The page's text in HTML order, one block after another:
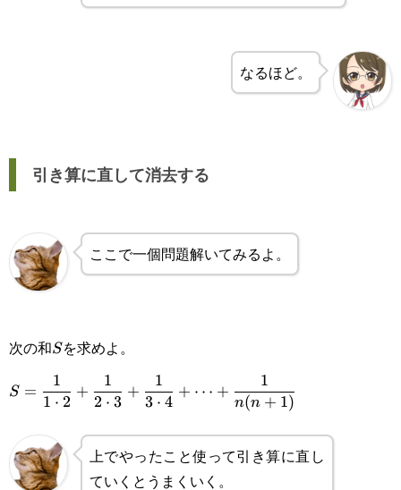
{5}-\frac{1}{6}
なるほど。
引き算に直して消去する
ここで一個問題解いてみるよ。
次の和S
Sを求めよ。
\displaystyle S=\frac{1}
{1\cdot2}+\frac{1}
{2\cdot3}+\frac{1}
{3\cdot4}+\cdots+\frac{1}
S =
1 ⋅ 2
1
+
2 ⋅ 3
1
+
3 ⋅ 4
1
+ ⋯ +
n(n + 1)
1
上でやったこと使って引き算に直し
ていくとうまくいく。